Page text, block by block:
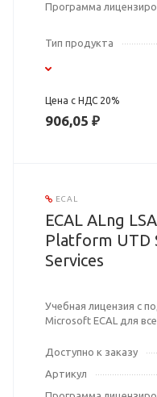
Программа
Тип продукта
Цена с НДС 20%
906,05 ₽
ECAL
ECAL ALng
Platform UTD
Services
Учебная лицензия с
Microsoft ECAL для
Доступно к заказу
Артикул